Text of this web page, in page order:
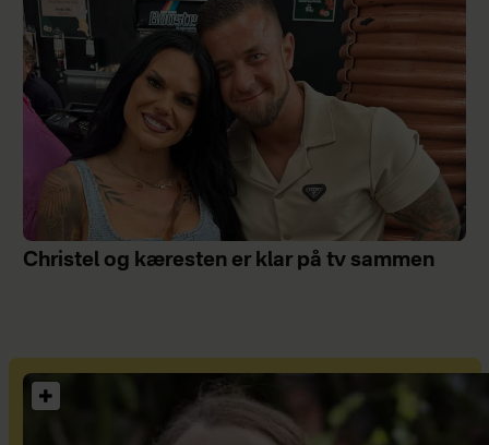
Christel og kæresten er klar på tv sammen